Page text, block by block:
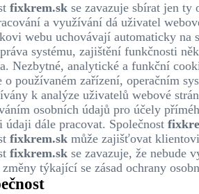
fixkrem.sk se zavazuje sbírat jen
a využívání dá uživatel
webu uchovávají automaticky na
systému, zajištění funkčnosti
Nezbytné, analytické a funkční
o používaném zařízení, operačním
k analýze uživatelů webové
osobních údajů pro účely
údaji dále pracovat. Společnost
fixkrem.sk může zajišťovat
fixkrem.sk se zavazuje, že nebude
týkající se zásad ochrany